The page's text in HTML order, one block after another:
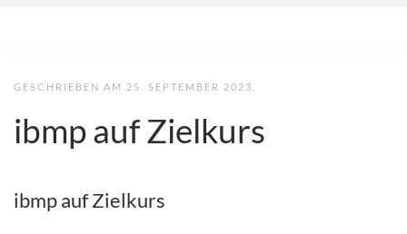
GESCHRIEBEN AM 25. SEPTEMBER 2023
ibmp auf Zielkurs
ibmp auf Zielkurs